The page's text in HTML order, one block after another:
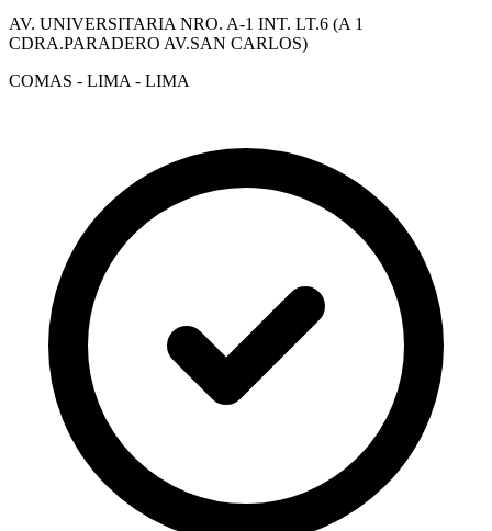
AV. UNIVERSITARIA NRO. A-1 INT. LT.6 (A 1
CDRA.PARADERO AV.SAN CARLOS)
COMAS - LIMA - LIMA